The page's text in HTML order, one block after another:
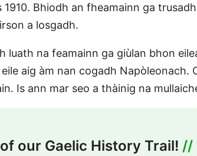
1910. Bhiodh an fheamainn ga
a losgadh.
luath na feamainn ga giùlan bhon
aig àm nan cogadh
Is ann mar seo a thàinig na
our Gaelic History Trail! //